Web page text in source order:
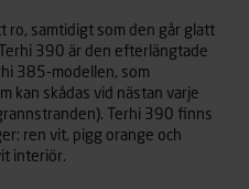
ro, samtidigt som den går glatt
390 är den efterlängtade
385-modellen, som
kan skådas vid nästan varje
Terhi 390 finns
ren vit, pigg orange och
interiör.